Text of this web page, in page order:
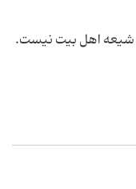
شیعه اهل بیت نیست.